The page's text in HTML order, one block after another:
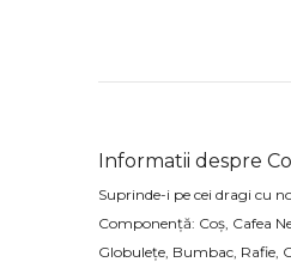
Informatii despre
Suprinde-i pe cei dragi cu
Componență: Coș, Cafea
Globulețe, Bumbac, Rafie,